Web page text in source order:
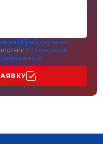
на обработку моих
с Политикой
данных